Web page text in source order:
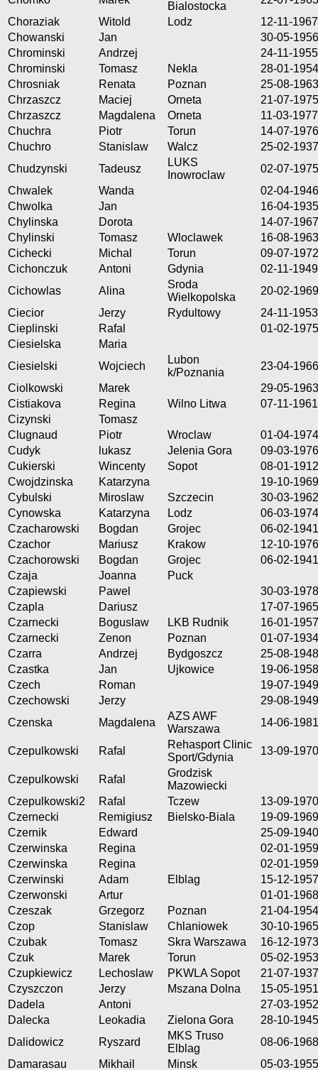
Bialostocka
Choraziak
Witold Lodz
12-11-1967
Chowanski
Jan
30-05-1956
Chrominski
Andrzej
24-11-1955
Chrominski
Tomasz Nekla
28-01-1954
Chrosniak
Renata Poznan
25-08-1963
Chrzaszcz
Maciej Orneta
21-07-1975
Chrzaszcz
Magdalena Orneta
11-03-1977
Chuchra
Piotr Torun
14-07-1976
Chuchro
Stanislaw Walcz
25-02-1937
Chudzynski
Tadeusz
LUKS
Inowroclaw
02-07-1975
Chwalek
Wanda
02-04-1946
Chwolka
Jan
16-04-1935
Chylinska
Dorota
14-07-1967
Chylinski
Tomasz Wloclawek
16-08-1963
Cichecki
Michal Torun
09-07-1972
Cichonczuk
Antoni Gdynia
02-11-1949
Cichowlas
Alina
Sroda
Wielkopolska
20-02-1969
Ciecior
Jerzy Rydultowy
24-11-1953
Cieplinski
Rafal
01-02-1975
Ciesielska
Maria
Ciesielski
Wojciech
Lubon
k/Poznania
23-04-1966
Ciolkowski
Marek
29-05-1963
Cistiakova
Regina Wilno Litwa
07-11-1961
Cizynski
Tomasz
Clugnaud
Piotr Wroclaw
01-04-1974
Cudyk
lukasz Jelenia Gora
09-03-1976
Cukierski
Wincenty Sopot
08-01-1912
Cwojdzinska
Katarzyna
19-10-1969
Cybulski
Miroslaw Szczecin
30-03-1962
Cynowska
Katarzyna Lodz
06-03-1974
Czacharowski
Bogdan Grojec
06-02-1941
Czachor
Mariusz Krakow
12-10-1976
Czachorowski
Bogdan Grojec
06-02-1941
Czaja
Joanna
Puck
Czapiewski
Pawel
30-03-1978
Czapla
Dariusz
17-07-1965
Czarnecki
Boguslaw LKB Rudnik
16-01-1957
Czarnecki
Zenon Poznan
01-07-1934
Czarra
Andrzej Bydgoszcz
25-08-1948
Czastka
Jan Ujkowice
19-06-1958
Czech
Roman
19-07-1949
Czechowski
Jerzy
29-08-1949
Czenska
Magdalena
AZS AWF
Warszawa
14-06-1981
Czepulkowski Rafal
Rehasport Clinic
Sport/Gdynia
13-09-1970
Czepulkowski Rafal
Grodzisk
Mazowiecki
Czepulkowski2
Rafal Tczew
13-09-1970
Czernecki
Remigiusz Bielsko-Biala
19-09-1969
Czernik
Edward
25-09-1940
Czerwinska
Regina
02-01-1959
Czerwinska
Regina
02-01-1959
Czerwinski
Adam Elblag
15-12-1957
Czerwonski
Artur
01-01-1968
Czeszak
Grzegorz Poznan
21-04-1954
Czop
Stanislaw Chlaniowek
30-10-1965
Czubak
Tomasz Skra Warszawa
16-12-1973
Czuk
Marek Torun
05-02-1953
Czupkiewicz
Lechoslaw PKWLA Sopot
21-07-1937
Czyszczon
Jerzy Mszana Dolna
15-05-1951
Dadela
Antoni
27-03-1952
Dalecka
Leokadia Zielona Gora
28-10-1945
Dalidowicz
Ryszard
MKS Truso
Elblag
08-06-1968
Damarasau
Mikhail Minsk 05-03-1955